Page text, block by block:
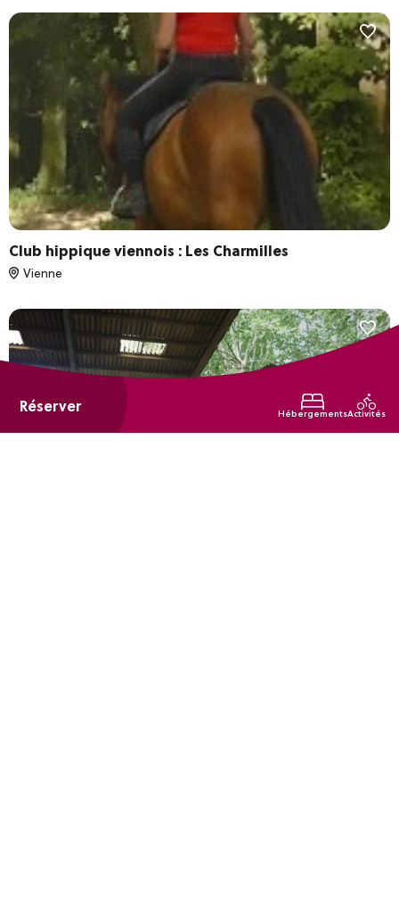
Réserver HébergementsActivités
Club hippique viennois : Les Charmilles
Vienne